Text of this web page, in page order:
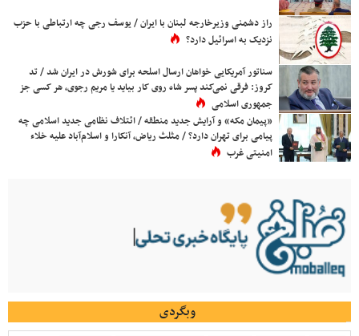
راز دشمنی وزیرخارجه لبنان با ایران / یوسف رجی چه ارتباطی با حزب
نزدیک به اسرائیل دارد؟
سناتور آمریکایی خواهان ارسال اسلحه برای شورش در ایران شد / تد
کروز: فرقی نمی‌کند پسر شاه روی کار بیاید یا مریم رجوی، هر کسی جز
جمهوری اسلامی
«پیمان مکه» و آرایش جدید منطقه / ائتلاف نظامی جدید اسلامی چه
پیامی برای تهران دارد؟ / مثلث ریاض، آنکارا و اسلام‌آباد علیه خلاء
امنیتی غرب
وبگردی